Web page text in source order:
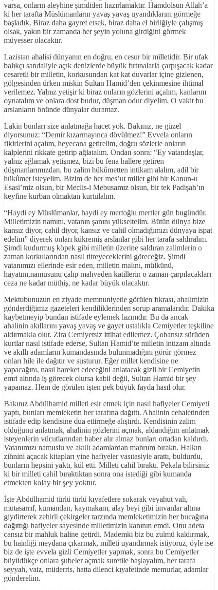
varsa, onların aleyhine şimdiden hazırlamaktır. Hamdolsun Allah’a
ki her tarafta Müslümanların yavaş yavaş uyandıklarını görmeğe
başladık. Biraz daha gayret etsek, biraz daha el birliğiyle çalışmış
olsak, yakın bir zamanda her şeyin yoluna girdiğini görmek
müyesser olacaktır.
Lazistan ahalisi dünyanın en doğru, en cesur bir milletidir. Bir ufak
balıkçı sandaliyle açık denizlerde büyük fırtınalarla çarpışacak kadar
cesaretli bir milletin, korkusundan kat kat duvarlar içine gizlenen,
gölgesinden ürken miskin Sultan Hamid’den çekinmesine ihtimal
verilemez. Yalnız yetişir ki biraz onların gözlerini açalım, kanlarını
oynatalım ve onlara dost budur, düşman odur diyelim. O vakit bu
arslanların önünde dünyalar duramaz.
Lakin bunları size anlatmağa hacet yok. Bakınız, ne güzel
diyorsunuz: “Demir kızarmayınca dövülmez!” Evvela onların
fikirlerini açalım, heyecana getirelim, doğru sözlerle onların
kalplerini rikkate getirip ağlatalım. Ondan sonra: “Ey vatandaşlar,
yalnız ağlamak yetişmez, bizi bu fena hallere getiren
düşmanlarımızdan, bu zalim hükûmetten intikam alalım, adil bir
hükûmet isteyelim. Bizim de her mes’ut millet gibi bir Kanun-u
Esasi’miz olsun, bir Meclis-i Mebusamız olsun, bir tek Padişah’ın
keyfine kurban olmaktan kurtulalım.
“Haydi ey Müslümanlar, haydi ey mertoğlu mertler gün bugündür.
Milletimizin namını, vatanın şanını yükseltelim. Bütün dünya bize
kansız diyor, cahil diyor, kansız ve cahil olmadığımızı dünyaya ispat
edelim” diyerek onları kükremiş arslanlar gibi her tarafa saldıralım.
Şimdi kudurmuş köpek gibi milletin üzerine saldıran zalimlerin o
zaman korkularından nasıl titreyeceklerini göreceğiz. Şimdi
vatanımızı ellerinde esir eden, milletin malını, mülkünü,
hayatını,namusunu çalıp mahveden katillerin o zaman çarpılacakları
ceza ne kadar müthiş, ne kadar büyük olacaktır.
Mektubunuzun en ziyade memnuniyetle görülen fıkrası, ahalimizin
gönderdiğimiz gazeteleri kendiliklerinden sorup aramalarıdır. Dakika
kaybetmeyip bundan istifade eylemek lazımdır. Bu da ancak
ahalinin akıllarını yavaş yavaş ve gayet ustalıkla Cemiyetler teşkiline
aldırmakla olur. Zira Cemiyetsiz ittihat edilemez. Çobansız sürüden
kurtlar nasıl istifade ederse, Sultan Hamid’te milletin intizam altında
ve akıllı adamların kumandasında bulunmadığını görür görmez
onları hile ile dağıtır ve susturur. Eğer millet kendisine ne
yapacağını, nasıl hareket edeceğini anlatacak gizli bir Cemiyetin
emri altında iş görecek olursa kabil değil, Sultan Hamid bir şey
yapamaz. Hem de görülen işten pek büyük fayda hasıl olur.
Bakınız Abdülhamid milleti esir etmek için nasıl hafiyeler Cemiyeti
yaptı, bunları memleketin her tarafına dağıttı. Ahalinin cehaletinden
istifade edip kendisine dua ettirmeğe alıştırdı. Kendisinin zalim
olduğunu anlatmak, ahalinin gözlerini açmak, aldandığını anlatmak
isteyenlerin vücutlarından haber alır almaz bunları ortadan kaldırdı.
Vatanımızı namuslu ve akıllı adamlardan mahrum bıraktı. Halkın
zihnini açacak kitapları yine hafiyeler vasıtasiyle arattı, buldurdu,
bunların hepsini yaktı, kül etti. Milleti cahil bıraktı. Pekala bilirsiniz
ki bir milleti cahil bıraktıktan sonra ona istediği gibi kumanda
etmekten kolay bir şey yoktur.
İşte Abdülhamid türlü türlü kıyafetlere sokarak veyahut vali,
mutasarrıf, kumandan, kaymakam, alay beyi gibi ünvanlar altına
giydirterek zehirli çekirgeler tarzında memleketimizin her bucağına
dağıttığı hafiyeler sayesinde milletimizin kanının emdi. Onu adeta
cansız bir mahluk haline getirdi. Mademki biz bu zulmü kaldırmak,
bu hainliği meydana çıkarmak, milleti uyandırmak istiyoruz, öyle ise
biz de işte evvela gizli Cemiyetler yapmak, sonra bu Cemiyetler
büyüdükçe onlara şubeler açmak suretile başlayalım, her tarafa
seyyah, vaiz, müderris, hatta dilenci kıyafetinde memurlar, adamlar
gönderelim.